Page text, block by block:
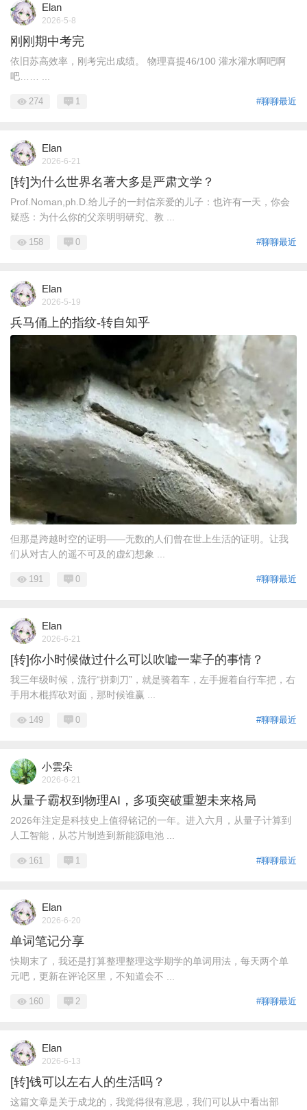
Elan
2026-5-8
刚刚期中考完
依旧苏高效率，刚考完出成绩。 物理喜提46/100 灌水灌水啊吧啊
吧…… ...
#聊聊最近
274 1
Elan
2026-6-21
[转]为什么世界名著大多是严肃文学？
Prof.Noman,ph.D.给儿子的一封信亲爱的儿子：也许有一天，你会
疑惑：为什么你的父亲明明研究、教 ...
#聊聊最近
158 0
Elan
2026-5-19
兵马俑上的指纹-转自知乎
但那是跨越时空的证明——无数的人们曾在世上生活的证明。让我
们从对古人的遥不可及的虚幻想象 ...
#聊聊最近
191 0
Elan
2026-6-21
[转]你小时候做过什么可以吹嘘一辈子的事情？
我三年级时候，流行“拼刺刀”，就是骑着车，左手握着自行车把，右
手用木棍挥砍对面，那时候谁赢 ...
#聊聊最近
149 0
小雲朵
2026-6-21
从量子霸权到物理AI，多项突破重塑未来格局
2026年注定是科技史上值得铭记的一年。进入六月，从量子计算到
人工智能，从芯片制造到新能源电池 ...
#聊聊最近
161 1
Elan
2026-6-20
单词笔记分享
快期末了，我还是打算整理整理这学期学的单词用法，每天两个单
元吧，更新在评论区里，不知道会不 ...
#聊聊最近
160 2
Elan
2026-6-13
[转]钱可以左右人的生活吗？
这篇文章是关于成龙的，我觉得很有意思，我们可以从中看出部